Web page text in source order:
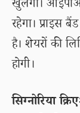
खुलेगा।
रहेगा।
है। शेयरों की
होगी।
सिग्नोरिया